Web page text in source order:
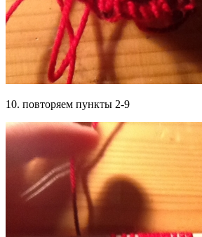
10. повторяем пункты 2-9